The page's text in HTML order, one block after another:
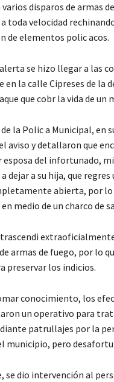
disparos de armas
toda velocidad
de elementos polic acos.
se hizo llegar a las
en la calle Cipreses de
que cobr la vida de un
la Polic a Municipal, en
aviso y detallaron que
esposa del infortunado,
dejar a su hija, que
abierta, por lo
medio de un charco de
armas de fuego, por lo
preservar los indicios.
conocimiento, los
un operativo para
patrullajes por la
municipio, pero
se dio intervención al